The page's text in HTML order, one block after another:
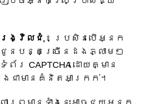
ង្វិលជុំ៖ ប្រសិនបើអ្នក
នបន្តច្រើនដងភ្លាមៗ
ព័រ CAPTCHA ដោយគ្មាន
ជាមានគំនិតអាក្រក់។